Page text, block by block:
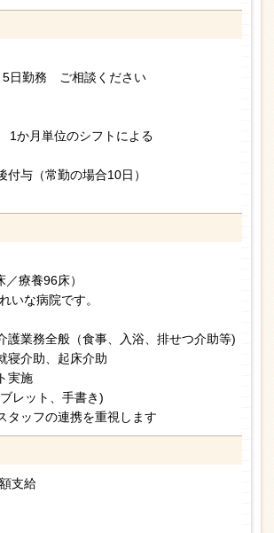
5日勤務 ご相談ください
か月単位のシフトによる
与（常勤の場合10日）
療養96床）
いな病院です。
護業務全般（食事、入浴、排せつ介助等)
寝介助、起床介助
実施
レット、手書き)
タッフの連携を重視します
支給